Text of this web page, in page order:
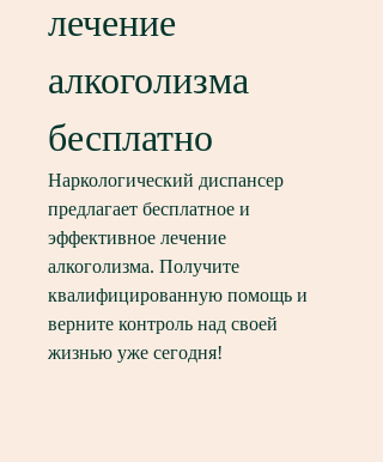
лечение
алкоголизма
бесплатно
Наркологический диспансер
предлагает бесплатное и
эффективное лечение
алкоголизма. Получите
квалифицированную помощь и
верните контроль над своей
жизнью уже сегодня!